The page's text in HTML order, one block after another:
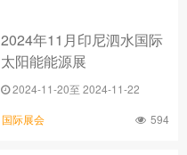
2024年11月印尼泗水国际
太阳能能源展
2024-11-20至 2024-11-22
国际展会 594